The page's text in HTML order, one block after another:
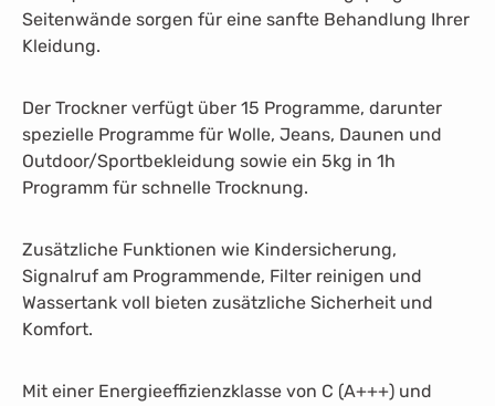
Seitenwände sorgen für eine sanfte Behandlung Ihrer
Kleidung.
Der Trockner verfügt über 15 Programme, darunter
spezielle Programme für Wolle, Jeans, Daunen und
Outdoor/Sportbekleidung sowie ein 5kg in 1h
Programm für schnelle Trocknung.
Zusätzliche Funktionen wie Kindersicherung,
Signalruf am Programmende, Filter reinigen und
Wassertank voll bieten zusätzliche Sicherheit und
Komfort.
Mit einer Energieeffizienzklasse von C (A+++) und